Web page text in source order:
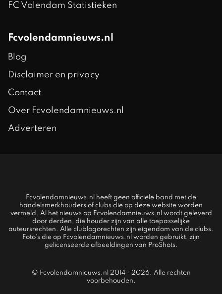
FC Volendam Statistieken
Fcvolendamnieuws.nl
Blog
Disclaimer en privacy
Contact
Over Fcvolendamnieuws.nl
Adverteren
Fcvolendamnieuws.nl heeft geen officiële band met de
handelsmerkhouders of clubs die op deze website worden
vermeld. Al het nieuws op Fcvolendamnieuws.nl wordt geleverd
door derden, die houder zijn van alle toepasselijke
auteursrechten. Alle clublogorechten zijn eigendom van de clubs.
Foto's die op Fcvolendamnieuws.nl worden gebruikt, zijn
gelicenseerde afbeeldingen van ProShots.
© Fcvolendamnieuws.nl 2014 - 2026. Alle rechten
voorbehouden.